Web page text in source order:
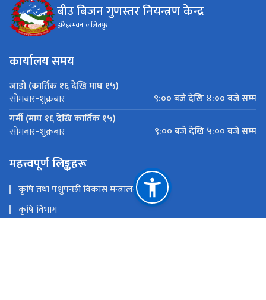
बीउ बिजन गुणस्तर नियन्त्रण केन्द्र
हरिहरभवन, ललितपुर
कार्यालय समय
जाडो (कार्तिक १६ देखि माघ १५)
सोमबार-शुक्रबार
९:०० बजे देखि ४:०० बजे सम्म
गर्मी (माघ १६ देखि कार्तिक १५)
सोमबार-शुक्रबार ९:०० बजे देखि ५:०० बजे सम्म
महत्त्वपूर्ण लिङ्कहरू
कृषि तथा पशुपन्छी विकास मन्त्रालय
कृषि विभाग